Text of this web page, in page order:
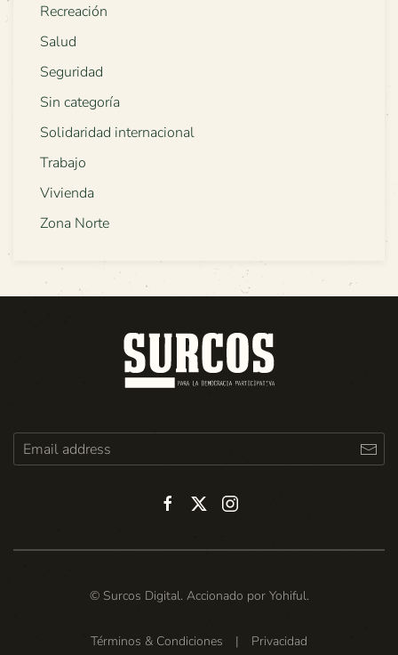
Recreación
Salud
Seguridad
Sin categoría
Solidaridad internacional
Trabajo
Vivienda
Zona Norte
© Surcos Digital. Accionado por Yohiful.
Términos & Condiciones | Privacidad